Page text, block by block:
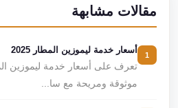
مقالات مشابهة
أسعار خدمة ليموزين المطار 2025
تعرف على أسعار خدمة ليموزين
موثوقة ومريحة مع سا...